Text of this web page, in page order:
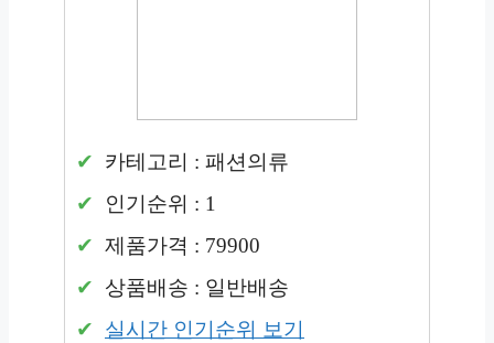
카테고리 : 패션의류
인기순위 : 1
제품가격 : 79900
상품배송 : 일반배송
실시간 인기순위 보기